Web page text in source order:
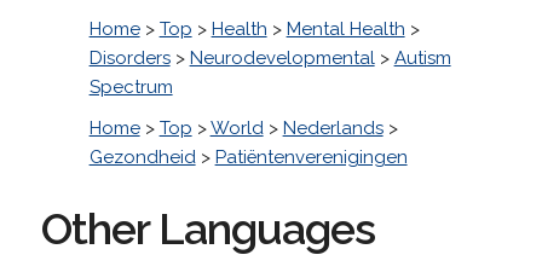
Home> Top > Health > Mental Health >
Disorders> Neurodevelopmental> Autism
Spectrum
Home> Top >World> Nederlands>
Gezondheid> Patiëntenverenigingen
Other Languages